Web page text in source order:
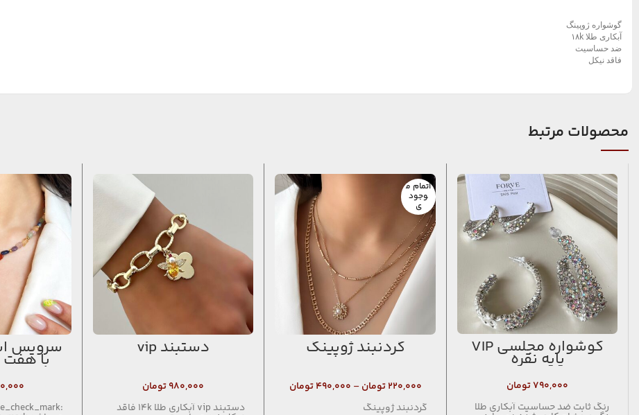
گوشواره ژوپینگ
آبکاری طلا ۱۸k
ضد حساسیت
فاقد نیکل
محصولات مرتبط
گوشواره مجلسی VIP
پایه نقره
۷۹۰,۰۰۰تومان
رنگ ثابت ضد حساسیت آبکاری طلا
اتمام م
وجود
ی
گردنبند ژوپینگ
۲۲۰,۰۰۰تومان– ۴۹۰,۰۰۰تومان
گردنبند ژوپینگ
دستبند vip
۹۸۰,۰۰۰تومان
دستبند vip آبکاری طلا 14k فاقد
سرویس
با